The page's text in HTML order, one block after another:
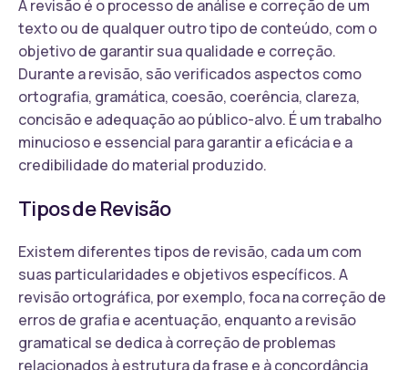
A revisão é o processo de análise e correção de um
texto ou de qualquer outro tipo de conteúdo, com o
objetivo de garantir sua qualidade e correção.
Durante a revisão, são verificados aspectos como
ortografia, gramática, coesão, coerência, clareza,
concisão e adequação ao público-alvo. É um trabalho
minucioso e essencial para garantir a eficácia e a
credibilidade do material produzido.
Tipos de Revisão
Existem diferentes tipos de revisão, cada um com
suas particularidades e objetivos específicos. A
revisão ortográfica, por exemplo, foca na correção de
erros de grafia e acentuação, enquanto a revisão
gramatical se dedica à correção de problemas
relacionados à estrutura da frase e à concordância